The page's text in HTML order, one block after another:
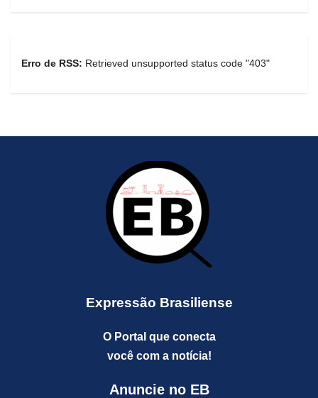
Erro de RSS: Retrieved unsupported status code "403"
Expressão Brasiliense
O Portal que conecta
você com a notícia!
Anuncie no EB